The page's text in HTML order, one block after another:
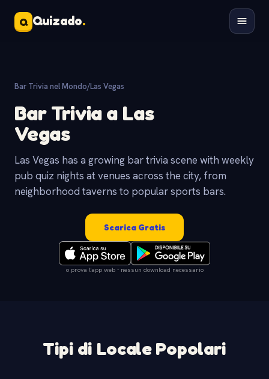
Q Quizado.
Bar Trivia nel Mondo/Las Vegas
Bar Trivia a Las
Vegas
Las Vegas has a growing bar trivia scene with weekly
pub quiz nights at venues across the city, from
neighborhood taverns to popular sports bars.
Scarica Gratis
o prova l'app web - nessun download necessario
Tipi di Locale Popolari